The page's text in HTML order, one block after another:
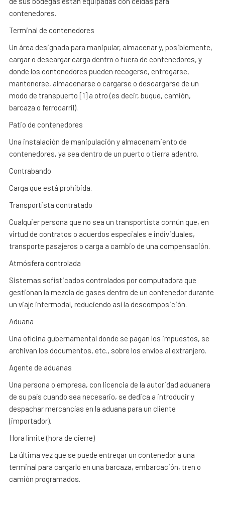
contenedores.
Terminal de contenedores
Un área designada para manipular, almacenar y, posiblemente,
cargar o descargar carga dentro o fuera de contenedores, y
donde los contenedores pueden recogerse, entregarse,
mantenerse, almacenarse o cargarse o descargarse de un
modo de transpuerto [1] a otro (es decir, buque, camión,
barcaza o ferrocarril).
Patio de contenedores
Una instalación de manipulación y almacenamiento de
contenedores, ya sea dentro de un puerto o tierra adentro.
Contrabando
Carga que está prohibida.
Transportista contratado
Cualquier persona que no sea un transportista común que, en
virtud de contratos o acuerdos especiales e individuales,
transporte pasajeros o carga a cambio de una compensación.
Atmósfera controlada
Sistemas sofisticados controlados por computadora que
gestionan la mezcla de gases dentro de un contenedor durante
un viaje intermodal, reduciendo así la descomposición.
Aduana
Una oficina gubernamental donde se pagan los impuestos, se
archivan los documentos, etc., sobre los envíos al extranjero.
Agente de aduanas
Una persona o empresa, con licencia de la autoridad aduanera
de su país cuando sea necesario, se dedica a introducir y
despachar mercancías en la aduana para un cliente
(importador).
Hora límite (hora de cierre)
La última vez que se puede entregar un contenedor a una
terminal para cargarlo en una barcaza, embarcación, tren o
camión programados.